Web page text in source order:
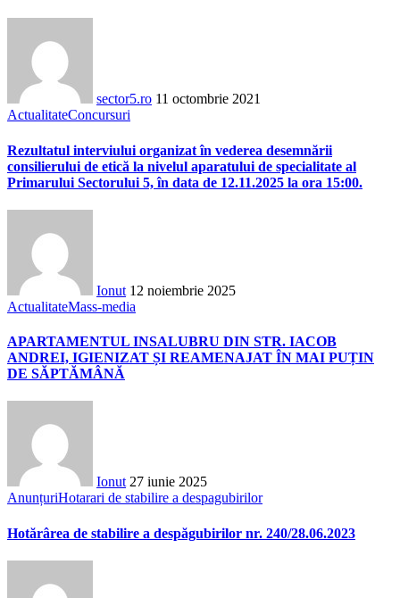
sector5.ro 11 octombrie 2021
ActualitateConcursuri
Rezultatul interviului organizat în vederea desemnării
consilierului de etică la nivelul aparatului de specialitate al
Primarului Sectorului 5, în data de 12.11.2025 la ora 15:00.
Ionut 12 noiembrie 2025
ActualitateMass-media
APARTAMENTUL INSALUBRU DIN STR. IACOB
ANDREI, IGIENIZAT ȘI REAMENAJAT ÎN MAI PUȚIN
DE SĂPTĂMÂNĂ
Ionut 27 iunie 2025
AnunțuriHotarari de stabilire a despagubirilor
Hotărârea de stabilire a despăgubirilor nr. 240/28.06.2023